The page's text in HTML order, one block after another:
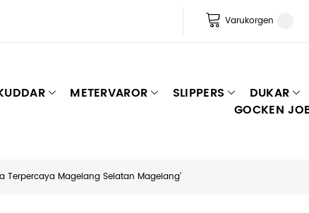
Varukorgen
METERVAROR SLIPPERS DUKAR
GOCKEN
Terpercaya Magelang Selatan Magelang'